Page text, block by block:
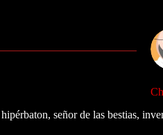
señor de las bestias,